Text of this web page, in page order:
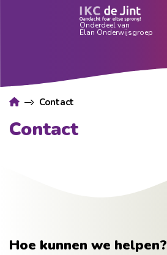
Contact
Contact
Hoe kunnen we helpen?